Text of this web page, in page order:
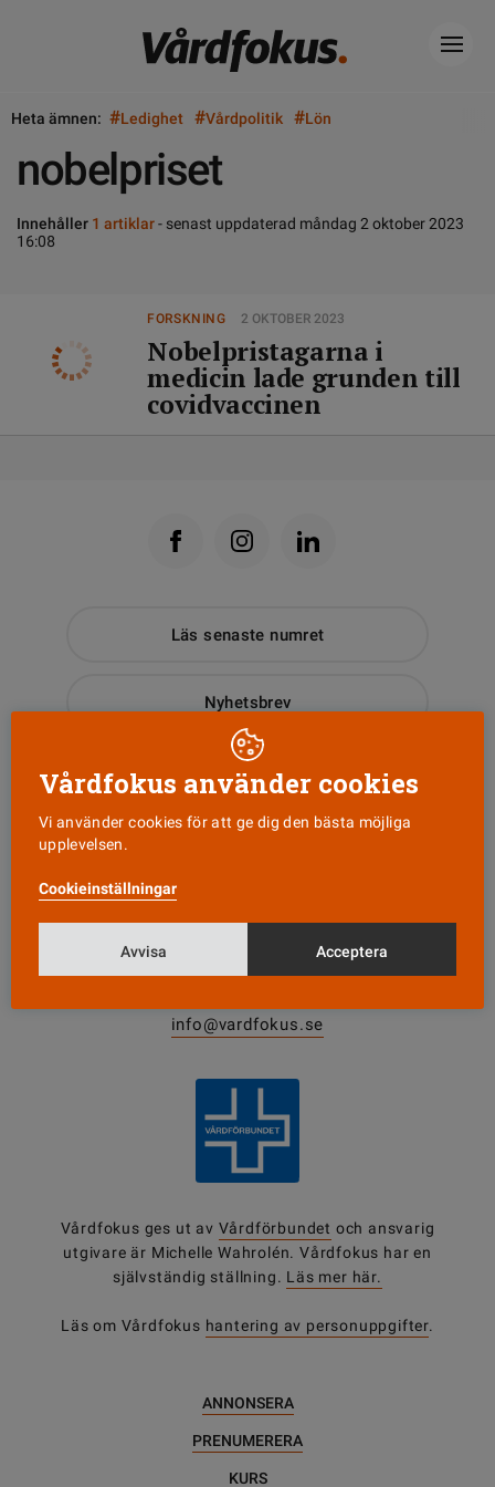
Heta ämnen: #Ledighet #Vårdpolitik #Lön
nobelpriset
Innehåller 1 artiklar- senast uppdaterad måndag 2 oktober 2023
16:08
FORSKNING 2 OKTOBER 2023
Nobelpristagarna i
medicin lade grunden till
covidvaccinen
Läs senaste numret
Nyhetsbrev
Tipsa oss!
Box 3207
103 64 Stockholm
info@vardfokus.se
Vårdfokus ges ut av Vårdförbundet och ansvarig
utgivare är Michelle Wahrolén. Vårdfokus har en
självständig ställning. Läs mer här.
Läs om Vårdfokus hantering av personuppgifter.
ANNONSERA
PRENUMERERA
KURS
Vårdfokus använder cookies
Vi använder cookies för att ge dig den bästa möjliga
upplevelsen.
Cookieinställningar
Avvisa Acceptera